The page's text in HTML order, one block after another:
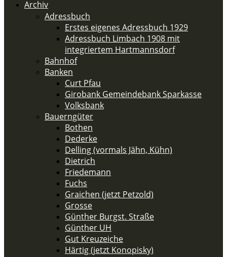
Archiv
Adressbuch
Erstes eigenes Adressbuch 1929
Adressbuch Limbach 1908 mit
integriertem Hartmannsdorf
Bahnhof
Banken
Curt Pfau
Girobank Gemeindebank Sparkasse
Volksbank
Bauerngüter
Bothen
Dederke
Delling (vormals Jähn, Kühn)
Dietrich
Friedemann
Fuchs
Graichen (jetzt Petzold)
Grosse
Günther Burgst. Straße
Günther UH
Gut Kreuzeiche
Härtig (jetzt Konopisky)